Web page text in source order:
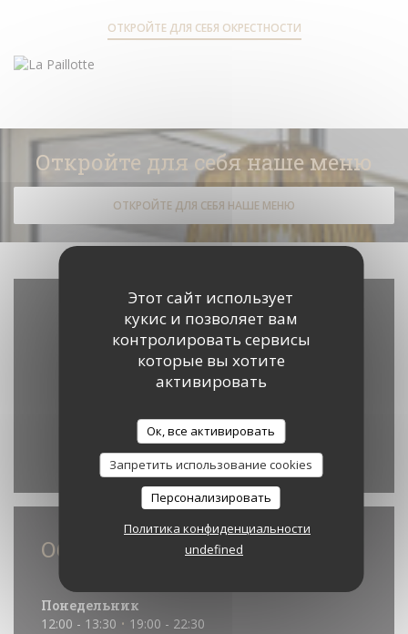
Этот сайт использует
кукис и позволяет вам
контролировать сервисы
которые вы хотите
активировать
Ок, все активировать
Запретить использование cookies
Персонализировать
Политика конфиденциальности
undefined
ОТКРОЙТЕ ДЛЯ СЕБЯ ОКРЕСТНОСТИ
Откройте для себя наше меню
ОТКРОЙТЕ ДЛЯ СЕБЯ НАШЕ МЕНЮ
Waze Map Деактивирован. Позволить
Общая информация
Понедельник
12:00 - 13:30 • 19:00 - 22:30